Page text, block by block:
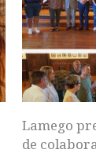
Lamego
de